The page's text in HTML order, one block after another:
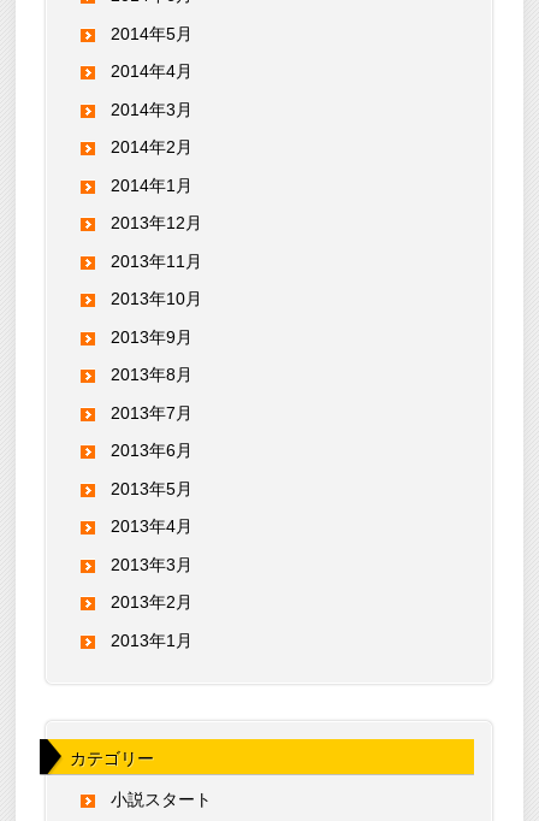
2014年5月
2014年4月
2014年3月
2014年2月
2014年1月
2013年12月
2013年11月
2013年10月
2013年9月
2013年8月
2013年7月
2013年6月
2013年5月
2013年4月
2013年3月
2013年2月
2013年1月
カテゴリー
小説スタート